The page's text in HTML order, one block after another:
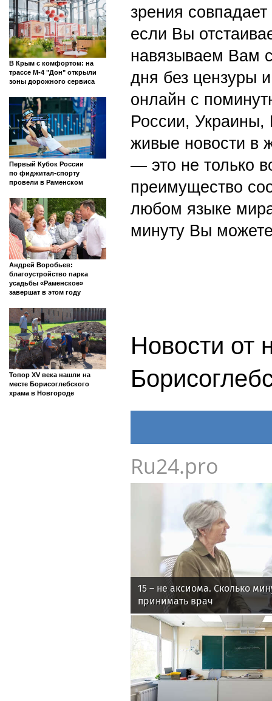
В Крым с комфортом: на
трассе М-4 "Дон" открыли
зоны дорожного сервиса
Первый Кубок России
по фиджитал-спорту
провели в Раменском
Андрей Воробьев:
благоустройство парка
усадьбы «Раменское»
завершат в этом году
Топор XV века нашли на
месте Борисоглебского
храма в Новгороде
зрения
если Вы
навязываем Вам
дня без цензуры
онлайн с
России,
живые новости в
— это не только
преимущество
любом языке
минуту Вы
Новости от
Ru24.pro
15 – не аксиома. Сколько
принимать врач